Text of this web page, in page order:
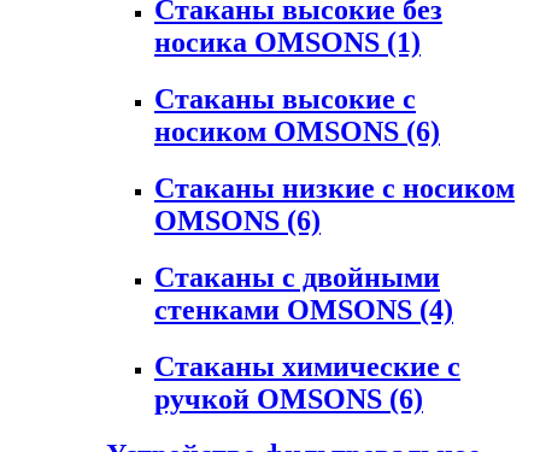
Стаканы высокие без
носика OMSONS (1)
Стаканы высокие с
носиком OMSONS (6)
Стаканы низкие с носиком
OMSONS (6)
Стаканы с двойными
стенками OMSONS (4)
Стаканы химические с
ручкой OMSONS (6)